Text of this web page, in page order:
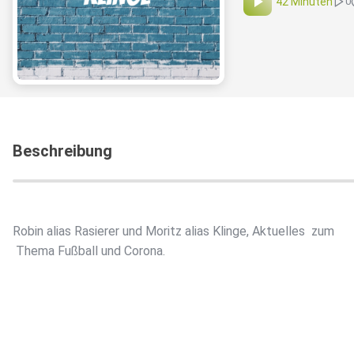
Beschreibung
Robin alias Rasierer und Moritz alias Klinge, Aktuelles zum
Thema Fußball und Corona.